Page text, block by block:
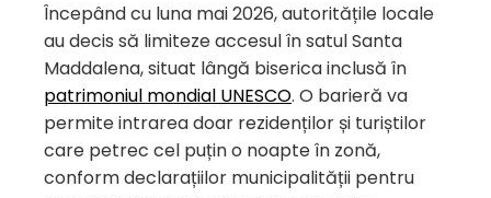
Începând cu luna mai 2026, autoritățile locale
au decis să limiteze accesul în satul Santa
Maddalena, situat lângă biserica inclusă în
patrimoniul mondial UNESCO. O barieră va
permite intrarea doar rezidenților și turiștilor
care petrec cel puțin o noapte în zonă,
conform declarațiilor municipalității pentru